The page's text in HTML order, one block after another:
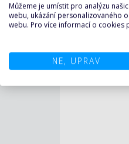
Můžeme je umístit pro analýzu
webu, ukázání personalizovaného
webu. Pro více informací o cookies
NE, UPRAV